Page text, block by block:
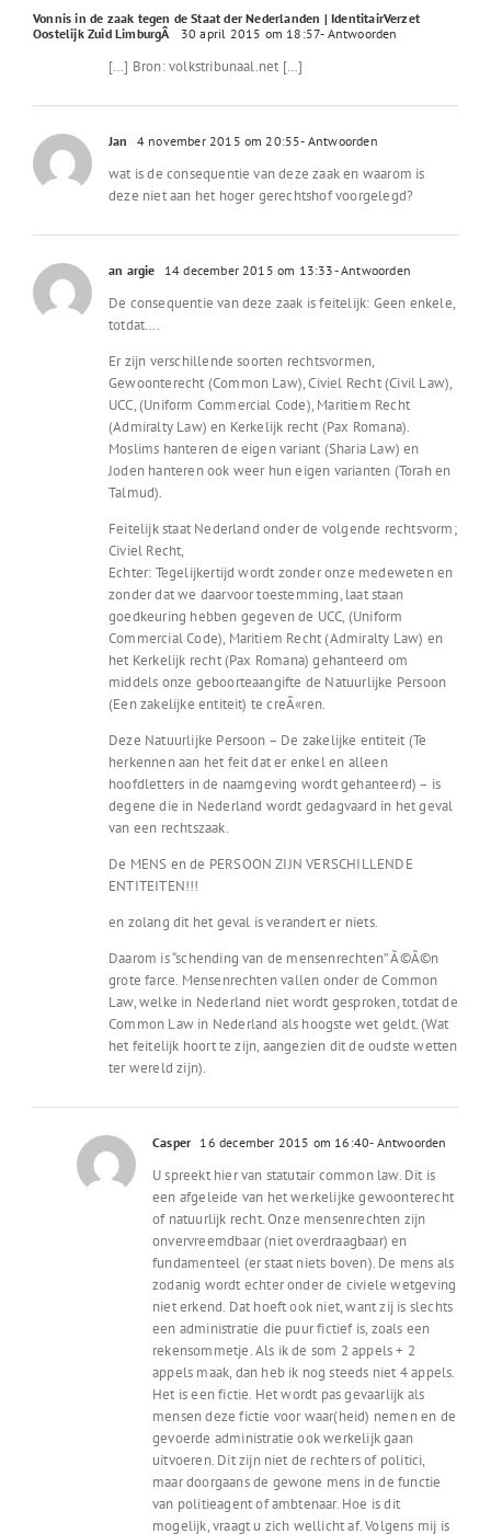
Vonnis in de zaak tegen de Staat der Nederlanden | IdentitairVerzet
Oostelijk Zuid LimburgÂ
30 april 2015 om 18:57- Antwoorden
[…] Bron: volkstribunaal.net […]
Jan 4 november 2015 om 20:55- Antwoorden
wat is de consequentie van deze zaak en waarom is
deze niet aan het hoger gerechtshof voorgelegd?
an argie 14 december 2015 om 13:33- Antwoorden
De consequentie van deze zaak is feitelijk: Geen enkele,
totdat….
Er zijn verschillende soorten rechtsvormen,
Gewoonterecht (Common Law), Civiel Recht (Civil Law),
UCC, (Uniform Commercial Code), Maritiem Recht
(Admiralty Law) en Kerkelijk recht (Pax Romana).
Moslims hanteren de eigen variant (Sharia Law) en
Joden hanteren ook weer hun eigen varianten (Torah en
Talmud).
Feitelijk staat Nederland onder de volgende rechtsvorm;
Civiel Recht,
Echter: Tegelijkertijd wordt zonder onze medeweten en
zonder dat we daarvoor toestemming, laat staan
goedkeuring hebben gegeven de UCC, (Uniform
Commercial Code), Maritiem Recht (Admiralty Law) en
het Kerkelijk recht (Pax Romana) gehanteerd om
middels onze geboorteaangifte de Natuurlijke Persoon
(Een zakelijke entiteit) te creÃ«ren.
Deze Natuurlijke Persoon – De zakelijke entiteit (Te
herkennen aan het feit dat er enkel en alleen
hoofdletters in de naamgeving wordt gehanteerd) – is
degene die in Nederland wordt gedagvaard in het geval
van een rechtszaak.
De MENS en de PERSOON ZIJN VERSCHILLENDE
ENTITEITEN!!!
en zolang dit het geval is verandert er niets.
Daarom is “schending van de mensenrechten” Ã©Ã©n
grote farce. Mensenrechten vallen onder de Common
Law, welke in Nederland niet wordt gesproken, totdat de
Common Law in Nederland als hoogste wet geldt. (Wat
het feitelijk hoort te zijn, aangezien dit de oudste wetten
ter wereld zijn).
Casper 16 december 2015 om 16:40- Antwoorden
U spreekt hier van statutair common law. Dit is
een afgeleide van het werkelijke gewoonterecht
of natuurlijk recht. Onze mensenrechten zijn
onvervreemdbaar (niet overdraagbaar) en
fundamenteel (er staat niets boven). De mens als
zodanig wordt echter onder de civiele wetgeving
niet erkend. Dat hoeft ook niet, want zij is slechts
een administratie die puur fictief is, zoals een
rekensommetje. Als ik de som 2 appels + 2
appels maak, dan heb ik nog steeds niet 4 appels.
Het is een fictie. Het wordt pas gevaarlijk als
mensen deze fictie voor waar(heid) nemen en de
gevoerde administratie ook werkelijk gaan
uitvoeren. Dit zijn niet de rechters of politici,
maar doorgaans de gewone mens in de functie
van politieagent of ambtenaar. Hoe is dit
mogelijk, vraagt u zich wellicht af. Volgens mij is